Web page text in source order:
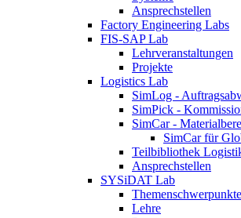
Ansprechstellen
Factory Engineering Labs
FIS-SAP Lab
Lehrveranstaltungen
Projekte
Logistics Lab
SimLog -
SimPick -
SimCar -
SimCar für
Teilbibliothek
Ansprechstellen
SYSiDAT Lab
Themenschwerpunkte
Lehre